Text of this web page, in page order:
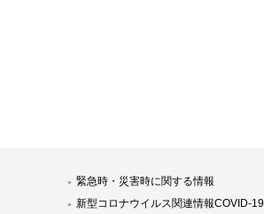
緊急時・災害時に関する情報
新型コロナウイルス関連情報COVID-19